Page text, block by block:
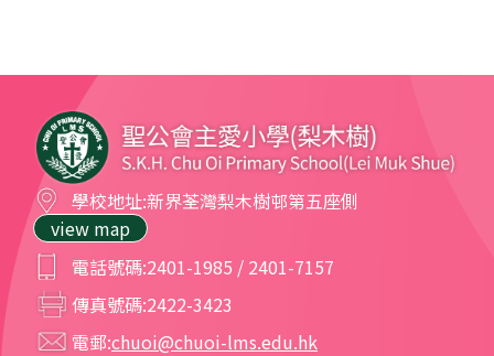
學校地址:新界荃灣梨木樹邨第五座側
view map
電話號碼:2401-1985 / 2401-7157
傳真號碼:2422-3423
電郵:chuoi@chuoi-lms.edu.hk